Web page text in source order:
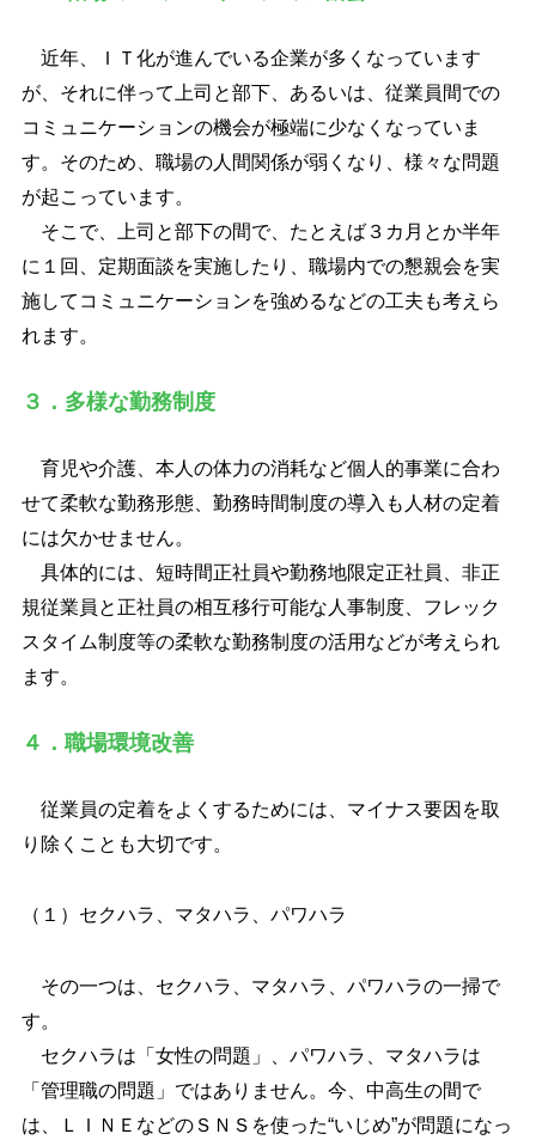
近年、ＩＴ化が進んでいる企業が多くなっています
が、それに伴って上司と部下、あるいは、従業員間での
コミュニケーションの機会が極端に少なくなっていま
す。そのため、職場の人間関係が弱くなり、様々な問題
が起こっています。
そこで、上司と部下の間で、たとえば３カ月とか半年
に１回、定期面談を実施したり、職場内での懇親会を実
施してコミュニケーションを強めるなどの工夫も考えら
れます。
３．多様な勤務制度
育児や介護、本人の体力の消耗など個人的事業に合わ
せて柔軟な勤務形態、勤務時間制度の導入も人材の定着
には欠かせません。
具体的には、短時間正社員や勤務地限定正社員、非正
規従業員と正社員の相互移行可能な人事制度、フレック
スタイム制度等の柔軟な勤務制度の活用などが考えられ
ます。
４．職場環境改善
従業員の定着をよくするためには、マイナス要因を取
り除くことも大切です。
（１）セクハラ、マタハラ、パワハラ
その一つは、セクハラ、マタハラ、パワハラの一掃で
す。
セクハラは「女性の問題」、パワハラ、マタハラは
「管理職の問題」ではありません。今、中高生の間で
は、ＬＩＮＥなどのＳＮＳを使った“いじめ”が問題になっ